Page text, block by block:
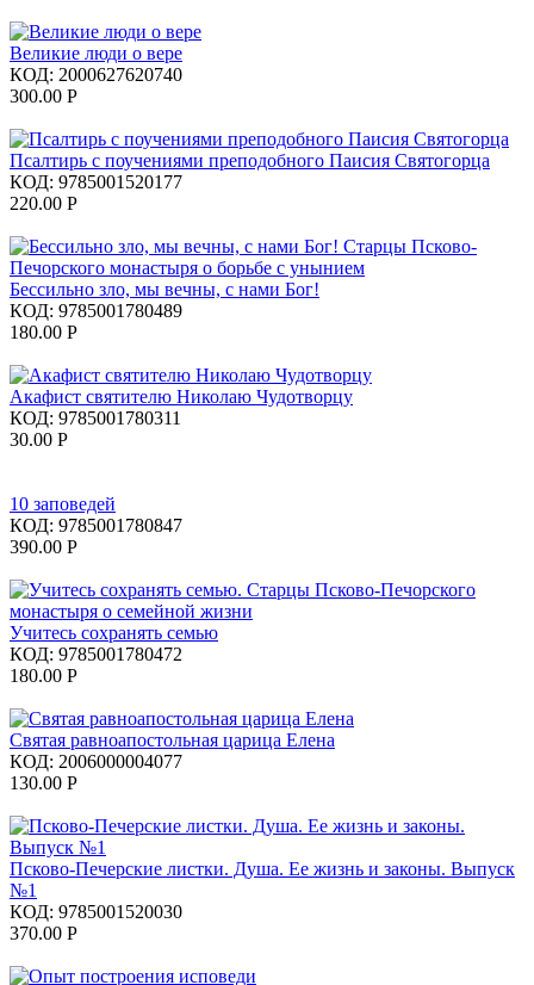
Великие люди о вере
КОД: 2000627620740
300.00 Р
Псалтирь с поучениями преподобного Паисия Святогорца
КОД: 9785001520177
220.00 Р
Бессильно зло, мы вечны, с нами Бог!
КОД: 9785001780489
180.00 Р
Акафист святителю Николаю Чудотворцу
КОД: 9785001780311
30.00 Р
10 заповедей
КОД: 9785001780847
390.00 Р
Учитесь сохранять семью
КОД: 9785001780472
180.00 Р
Святая равноапостольная царица Елена
КОД: 2006000004077
130.00 Р
Псково-Печерские листки. Душа. Ее жизнь и законы. Выпуск
№1
КОД: 9785001520030
370.00 Р